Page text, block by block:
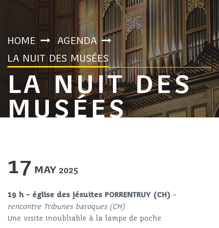
HOME
AGENDA
LA NUIT DES MUSÉES
LA NUIT DES
MUSÉES
17 MAY 2025
19 h – église des jésuites PORRENTRUY (CH) –
rencontre Tribunes baroques (CH)
Une visite inoubliable à la lampe de poche